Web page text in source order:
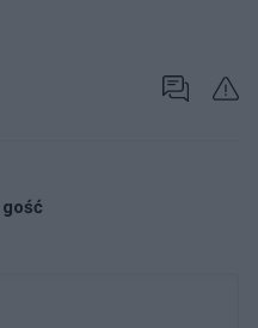
gość